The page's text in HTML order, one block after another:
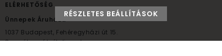
ELÉRHETŐSÉG
Ünnepek Áruháza
1037 Budapest, Fehéregyházi út 15.
Személyes átvételi pont
RÉSZLETES BEÁLLÍTÁSOK